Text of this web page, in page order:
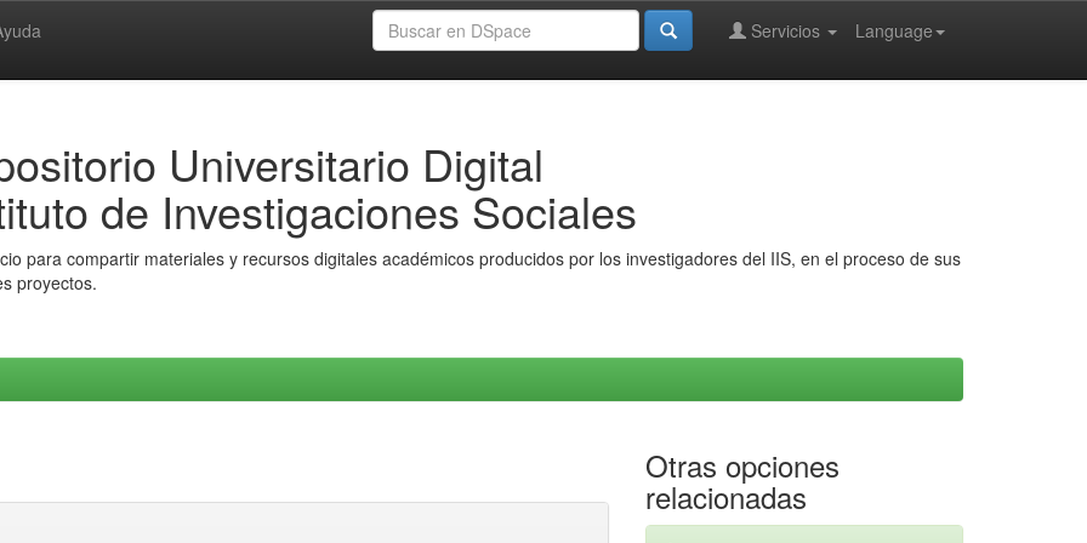
Language
Servicios
Universitario Digital
de Investigaciones Sociales
para compartir materiales y recursos digitales académicos producidos por los investigadores del IIS, en el proceso de sus
proyectos.
Otras opciones
relacionadas